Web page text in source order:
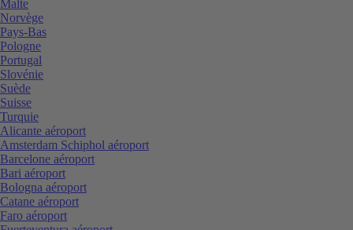
Malte
Norvège
Pays-Bas
Pologne
Portugal
Slovénie
Suède
Suisse
Turquie
Alicante aéroport
Amsterdam Schiphol aéroport
Barcelone aéroport
Bari aéroport
Bologna aéroport
Catane aéroport
Faro aéroport